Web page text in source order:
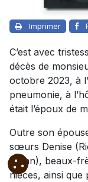
Imprimer
C’est avec
décès de
octobre 2023, à
pneumonie, à
était l’époux de
Outre son
sœurs Denise
(Jean), beaux-
nièces, ainsi que